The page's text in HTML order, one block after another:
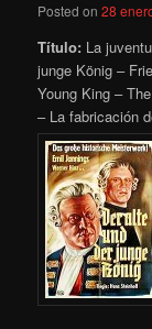
Posted on28
Título: La
junge König –
Young King –
– La fabricación